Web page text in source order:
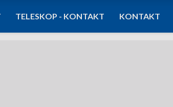
TELESKOP - KONTAKT KONTAKT